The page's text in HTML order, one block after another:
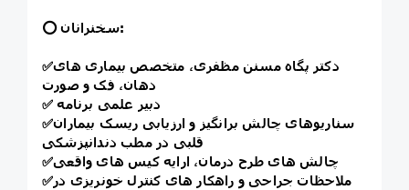
⭕️ سخنرانان:
✅دکتر پگاه مسنن مظفری، متخصص بیماری های
دهان، فک و صورت
✅ دبیر علمی برنامه
✅سناریوهای چالش برانگیز و ارزیابی ریسک بیماران
قلبی در مطب دندانپزشکی
✅چالش های طرح درمان، ارایه کیس های واقعی
✅ملاحظات جراحی و راهکار های کنترل خونریزی در